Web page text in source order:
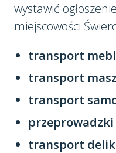
wystawić
miejscowości
transport
transport
transport
przeprowadzki
transport